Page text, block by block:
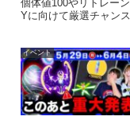
個体値100やリトレー
Yに向けて厳選チャンス
イベント